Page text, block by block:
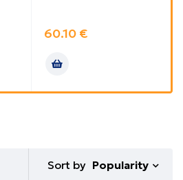
60.10 €
Sort by Popularity